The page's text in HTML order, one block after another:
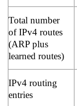
Total number
of IPv4 routes
(ARP plus
learned routes)
IPv4 routing
entries